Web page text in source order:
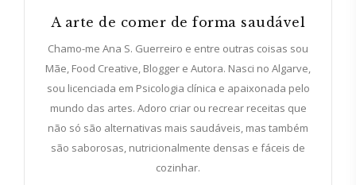
A arte de comer de forma saudável
Chamo-me Ana S. Guerreiro e entre outras coisas sou
Mãe, Food Creative, Blogger e Autora. Nasci no Algarve,
sou licenciada em Psicologia clínica e apaixonada pelo
mundo das artes. Adoro criar ou recrear receitas que
não só são alternativas mais saudáveis, mas também
são saborosas, nutricionalmente densas e fáceis de
cozinhar.